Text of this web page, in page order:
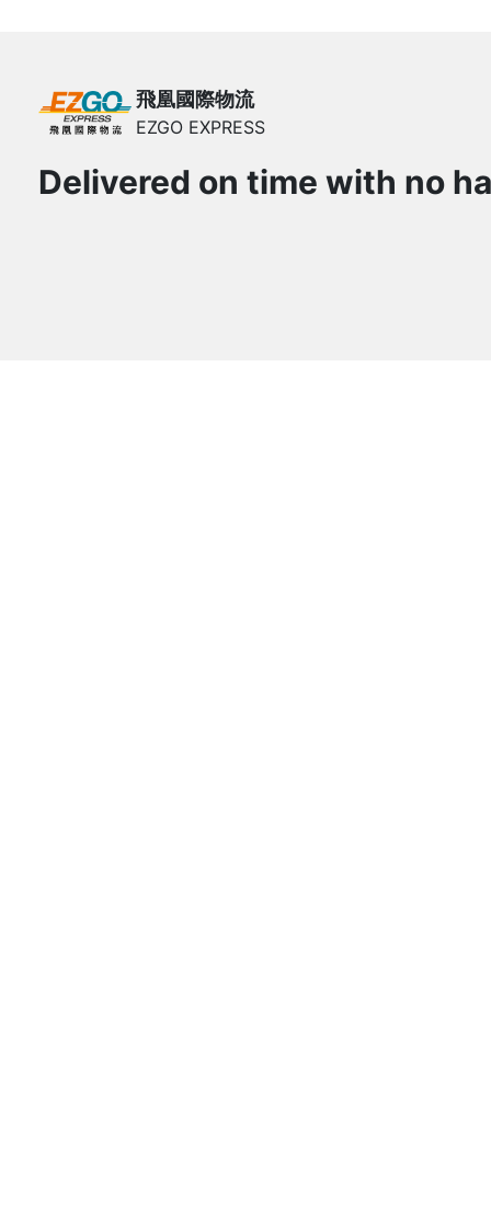
飛凰國際物流
EZGO EXPRESS
Delivered on time with no